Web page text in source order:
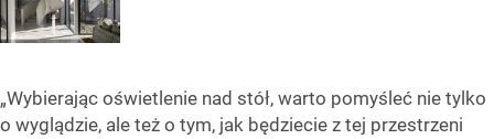
„Wybierając oświetlenie nad stół, warto pomyśleć nie tylko
o wyglądzie, ale też o tym, jak będziecie z tej przestrzeni